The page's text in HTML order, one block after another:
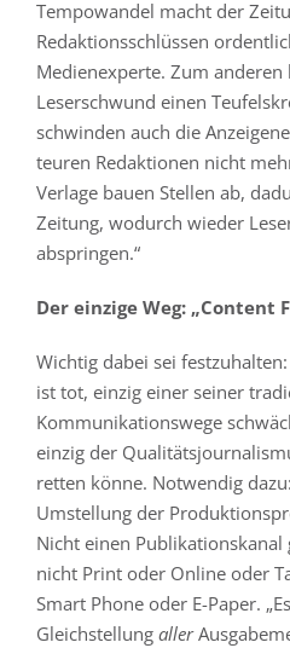
Tempowandel macht der
Redaktionsschlüssen
Medienexperte. Zum
Leserschwund einen
schwinden auch die
teuren Redaktionen nicht
Verlage bauen Stellen ab,
Zeitung, wodurch wieder
abspringen.“
Der einzige Weg: „Content
Wichtig dabei sei
ist tot, einzig einer seiner
Kommunikationswege
einzig der
retten könne. Notwendig
Umstellung der
Nicht einen Publikationskanal
nicht Print oder Online oder
Smart Phone oder E-Paper.
Gleichstellung aller